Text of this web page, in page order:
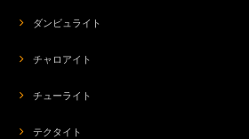
ダンビュライト
チャロアイト
チューライト
テクタイト